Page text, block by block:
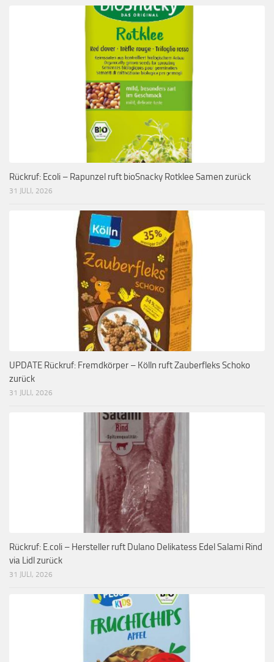
Rückruf: Ecoli – Rapunzel ruft bioSnacky Rotklee Samen zurück
31 JULI, 2026
UPDATE Rückruf: Fremdkörper – Kölln ruft Zauberfleks Schoko
zurück
31 JULI, 2026
Rückruf: E.coli – Hersteller ruft Dulano Delikatess Edel Salami Rind
via Lidl zurück
31 JULI, 2026